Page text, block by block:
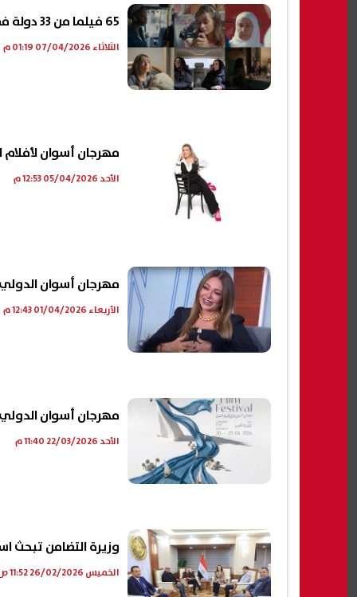
65 فيلما من 33 دولة في الدورة العاشرة لمهرجان أسوان الدولي لأفلام المرأة
الثلاثاء 07/04/2026 01:19 م
مهرجان أسوان لأفلام
الأحد 05/04/2026 12:53 م
مهرجان أسوان الدولي
الأربعاء 01/04/2026 12:43 م
مهرجان أسوان
الأحد 22/03/2026 11:40 م
وزيرة التضامن تبحث
الخميس 26/02/2026 11:52 ص